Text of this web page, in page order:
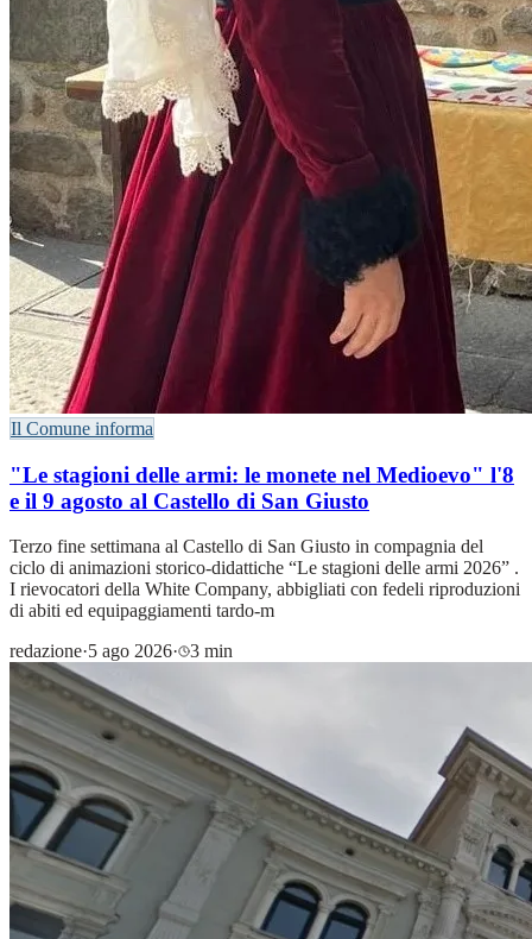
Il Comune informa
"Le stagioni delle armi: le monete nel Medioevo" l'8
e il 9 agosto al Castello di San Giusto
Terzo fine settimana al Castello di San Giusto in compagnia del
ciclo di animazioni storico-didattiche “Le stagioni delle armi 2026” .
I rievocatori della White Company, abbigliati con fedeli riproduzioni
di abiti ed equipaggiamenti tardo-m
redazione·5 ago 2026· 3 min